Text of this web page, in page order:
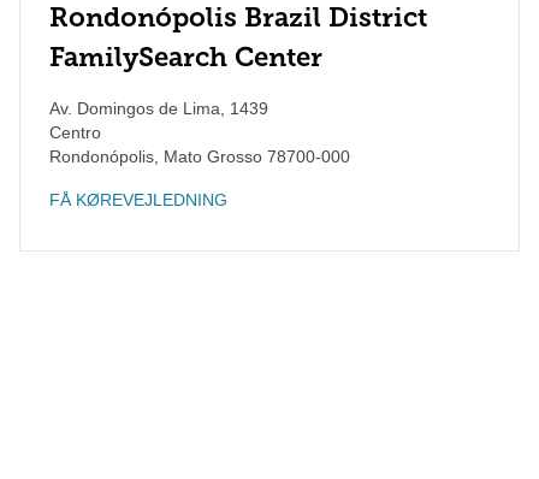
Rondonópolis Brazil District
FamilySearch Center
Av. Domingos de Lima, 1439
Centro
Rondonópolis Mato Grosso 78700-000
FÅ KØREVEJLEDNING